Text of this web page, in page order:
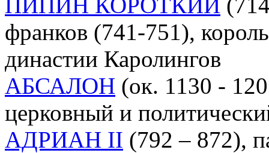
франков (741-751),
династии Каролингов
АБСАЛОН (ок. 1130 -
церковный и
АДРИАН II (792 – 872),